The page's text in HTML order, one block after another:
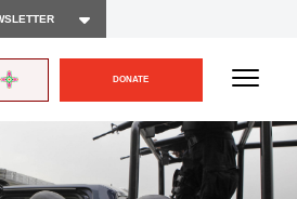
DONATE